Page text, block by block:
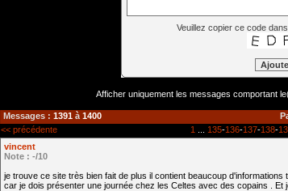
Veuillez copier ce code
Afficher uniquement les messages comportant
Messages : 1391 à 1400
<< précédente
1 135-136-137-138-
vincent
Note : -/10
je trouve ce site très bien fait de plus il contient beaucoup
car je dois présenter une journée chez les Celtes avec des copains .